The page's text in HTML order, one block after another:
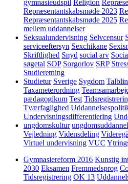
gymnasieudspil Religion
Repræsentantskabsmøde 2023
Repræsentantskabsmøde 2025
mellem uddannelser
Seksualundervisning Selvcensur
serviceeftersyn Sexchikane
Skriftlighed Snyd social arv
søgetal SOP Sorgorlov SRP
Studieretning
Studietur Sverige Sygdom
Taxameterordning
pædagogikum Test
Tværfaglighed
Undervisningsdifferentiering
ungdomskultur
Vejledning Vidensdeling
Virtuel undervisning VUC
Gymnasiereform 2016 Kunstig
2030 Eksamen Fremmedsprog
Tidsregistrering OK 13